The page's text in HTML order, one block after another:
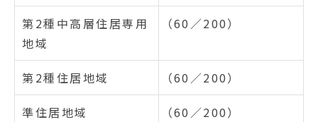
第2種中高層住居専用
地域
（60／200）
第2種住居地域 （60／200）
準住居地域 （60／200）